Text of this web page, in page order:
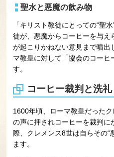
聖水と悪魔の飲み物
「キリスト教徒にとっての“聖
徒が、悪魔からコーヒーを与え
が起こりかねない意見まで噴出
マ教皇に対して「協会のコー
す。
コーヒー裁判と洗礼
1600年頃、ローマ教皇だった
の声に押されコーヒーを裁判に
際、クレメンス8世は自らその“
ます。